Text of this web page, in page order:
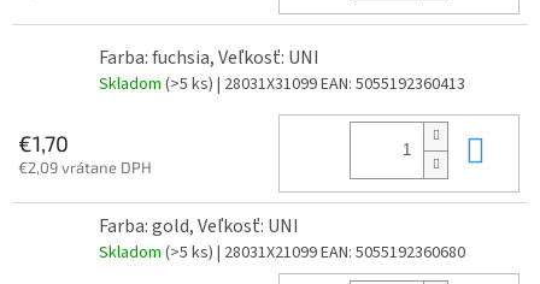
Farba: fuchsia, Veľkosť: UNI
Skladom (>5 ks) | 28031X31099EAN: 5055192360413
€1,70
€2,09 vrátane DPH
Farba: gold, Veľkosť: UNI
Skladom (>5 ks) | 28031X21099EAN: 5055192360680